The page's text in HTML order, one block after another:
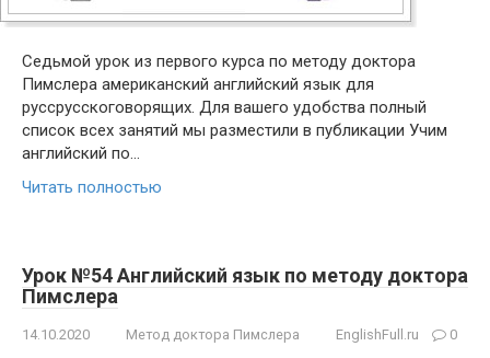
Седьмой урок из первого курса по методу доктора
Пимслера американский английский язык для
русcрусскоговорящих. Для вашего удобства полный
список всех занятий мы разместили в публикации Учим
английский по…
Читать полностью
Урок №54 Английский язык по методу доктора
Пимслера
14.10.2020 Метод доктора Пимслера EnglishFull.ru 0